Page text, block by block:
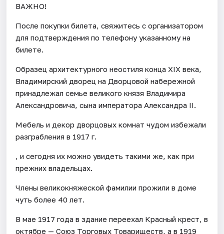
ВАЖНО!
После покупки билета, свяжитесь с организатором
для подтверждения по телефону указанному на
билете.
Образец архитектурного неостиля конца XIX века,
Владимирский дворец на Дворцовой набережной
принадлежал семье великого князя Владимира
Александровича, сына императора Александра II.
Мебель и декор дворцовых комнат чудом избежали
разграбления в 1917 г.
, и сегодня их можно увидеть такими же, как при
прежних владельцах.
Члены великокняжеской фамилии прожили в доме
чуть более 40 лет.
В мае 1917 года в здание переехал Красный крест, в
октябре — Союз Торговых Товариществ, а в 1919